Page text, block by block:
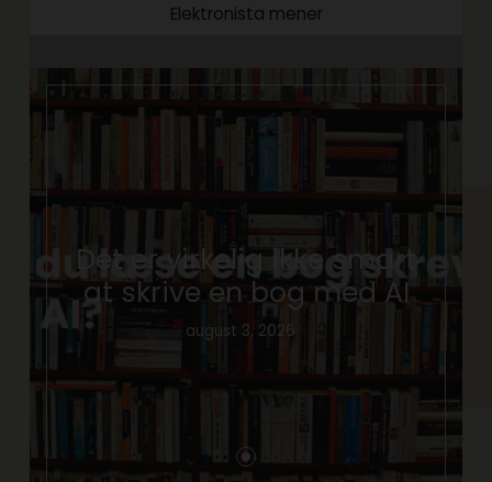
Elektronista mener
Det er virkelig ikke smart
at skrive en bog med AI
august 3, 2026